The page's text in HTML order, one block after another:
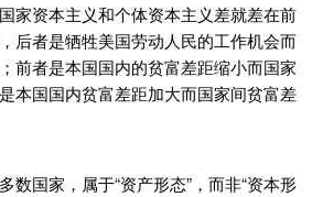
家资本主义和个体资本主义差就差在前
后者是牺牲美国劳动人民的工作机会而
前者是本国国内的贫富差距缩小而国家
本国国内贫富差距加大而国家间贫富差
数国家，属于“资产形态”，而非“资本形